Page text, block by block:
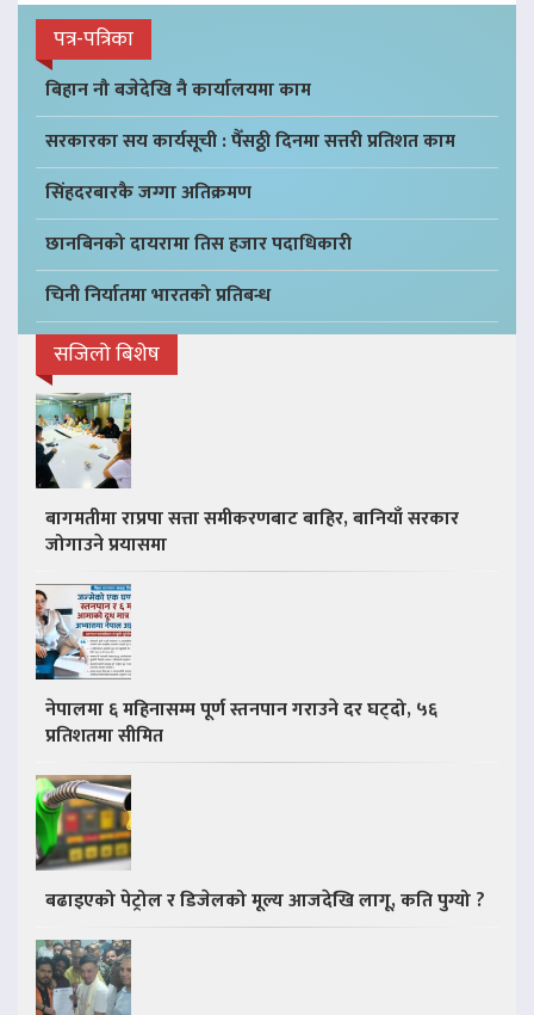
पत्र-पत्रिका
बिहान नौ बजेदेखि नै कार्यालयमा काम
सरकारका सय कार्यसूची : पैँसठ्ठी दिनमा सत्तरी प्रतिशत काम
सिंहदरबारकै जग्गा अतिक्रमण
छानबिनको दायरामा तिस हजार पदाधिकारी
चिनी निर्यातमा भारतको प्रतिबन्ध
सजिलो बिशेष
बागमतीमा राप्रपा सत्ता समीकरणबाट बाहिर, बानियाँ सरकार
जोगाउने प्रयासमा
नेपालमा ६ महिनासम्म पूर्ण स्तनपान गराउने दर घट्दो, ५६
प्रतिशतमा सीमित
बढाइएको पेट्रोल र डिजेलको मूल्य आजदेखि लागू, कति पुग्यो ?